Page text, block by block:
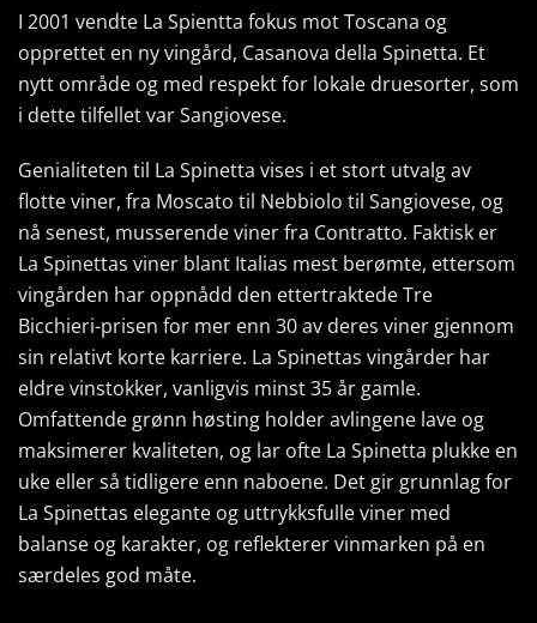
I 2001 vendte La Spientta fokus mot Toscana og
opprettet en ny vingård, Casanova della Spinetta. Et
nytt område og med respekt for lokale druesorter, som
i dette tilfellet var Sangiovese.
Genialiteten til La Spinetta vises i et stort utvalg av
flotte viner, fra Moscato til Nebbiolo til Sangiovese, og
nå senest, musserende viner fra Contratto. Faktisk er
La Spinettas viner blant Italias mest berømte, ettersom
vingården har oppnådd den ettertraktede Tre
Bicchieri-prisen for mer enn 30 av deres viner gjennom
sin relativt korte karriere. La Spinettas vingårder har
eldre vinstokker, vanligvis minst 35 år gamle.
Omfattende grønn høsting holder avlingene lave og
maksimerer kvaliteten, og lar ofte La Spinetta plukke en
uke eller så tidligere enn naboene. Det gir grunnlag for
La Spinettas elegante og uttrykksfulle viner med
balanse og karakter, og reflekterer vinmarken på en
særdeles god måte.